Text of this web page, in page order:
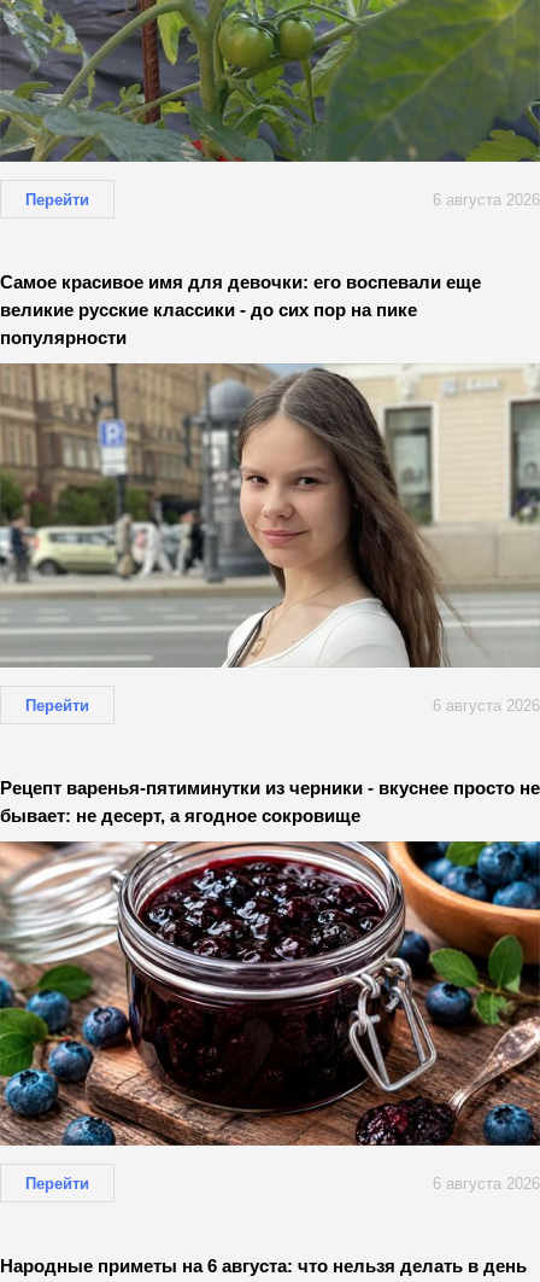
Перейти 6 августа 2026
Самое красивое имя для девочки: его воспевали еще
великие русские классики - до сих пор на пике
популярности
Перейти 6 августа 2026
Рецепт варенья-пятиминутки из черники - вкуснее просто не
бывает: не десерт, а ягодное сокровище
Перейти 6 августа 2026
Народные приметы на 6 августа: что нельзя делать в день